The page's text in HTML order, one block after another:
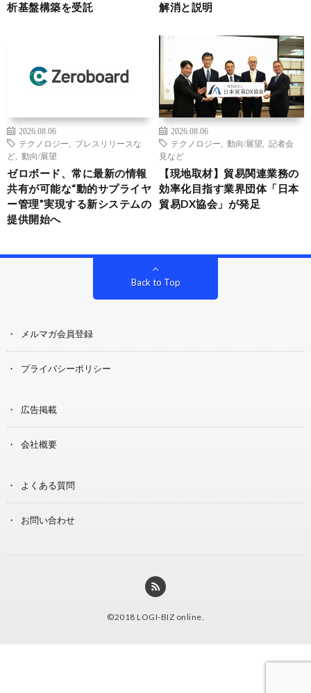
析基盤構築を受託
解消と説明
2026.08.06
テクノロジー
プレスリリースな
ど
動向/展望
ゼロボード、常に最新の情報
共有が可能な“動的サプライヤ
ー管理”実現する新システムの
提供開始へ
2026.08.06
テクノロジー
動向/展望
記者会
見など
【現地取材】貿易関連業務の
効率化目指す業界団体「日本
貿易DX協会」が発足
Back to Top
メルマガ会員登録
プライバシーポリシー
広告掲載
会社概要
よくある質問
お問い合わせ
©2018 LOGI-BIZ online